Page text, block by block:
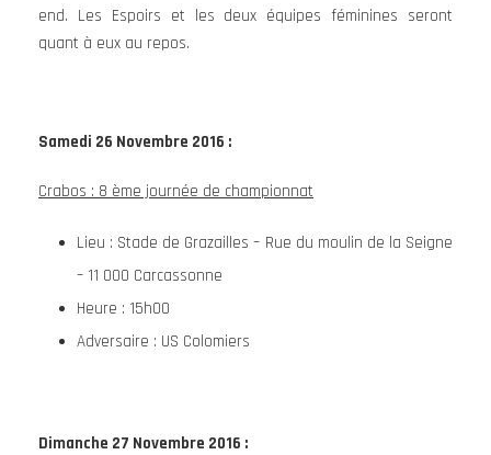
end. Les Espoirs et les deux équipes féminines seront
quant à eux au repos.
Samedi 26 Novembre 2016 :
Crabos : 8 ème journée de championnat
Lieu : Stade de Grazailles – Rue du moulin de la Seigne
– 11 000 Carcassonne
Heure : 15h00
Adversaire : US Colomiers
Dimanche 27 Novembre 2016 :